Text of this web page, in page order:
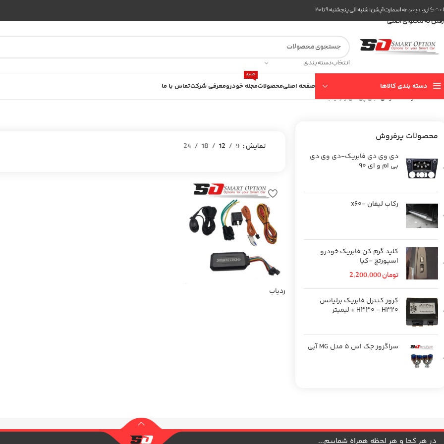
عبور به ناوبری
رفتن به محتوای اصلی
کاری مجموعه اسمارت آپشن: شنبه الی پنجشنبه ۹ تا ۲۰
انتخاب دسته بندی
دسته بندی کالاها صفحه اصلیمحصولاتمجله خودرو
جدید
معرفی شرکتتماس با ما
خانه محصولات عمومی جی پی اس و ردیاب
محصولات پرفروش
دی وی دی فابریک-دی وی دی
بی ام و ای 90
رکاب لیفان -x60
کلید گرم کن فابریک خودرو
اسپورتچ -کیا
تومان
کروز کنترل فابریک برلیانس
H330 - H320 + لیمیتر
سراگزوز جک اس 5 مدل MG آبی
نمایش 9
12
18
24
ردیاب
در هر کجا و هر لحظه همراه شماییم...